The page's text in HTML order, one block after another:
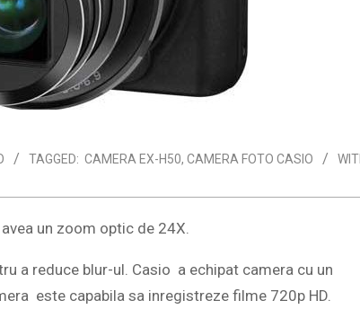
TAGGED: CAMERA EX-H50, CAMERA FOTO CASIO
un zoom optic de 24X.
a reduce blur-ul. Casio a echipat camera cu un
este capabila sa inregistreze filme 720p HD.